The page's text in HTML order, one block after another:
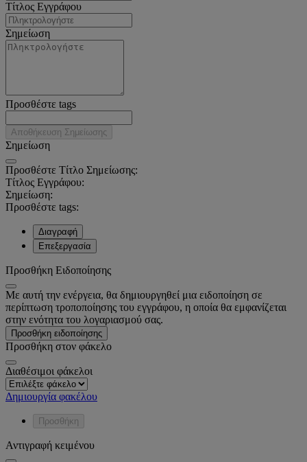
Τίτλος Εγγράφου
Σημείωση
Προσθέστε tags
Αποθήκευση Σημείωσης
Σημείωση
Προσθέστε Τίτλο Σημείωσης:
Τίτλος Εγγράφου:
Σημείωση:
Προσθέστε tags:
Διαγραφή
Επεξεργασία
Προσθήκη Ειδοποίησης
Με αυτή την ενέργεια, θα δημιουργηθεί μια ειδοποίηση σε
περίπτωση τροποποίησης του εγγράφου, η οποία θα εμφανίζεται
στην ενότητα του λογαριασμού σας.
Προσθήκη ειδοποίησης
Προσθήκη στον φάκελο
Διαθέσιμοι φάκελοι
Δημιουργία φακέλου
Προσθήκη
Αντιγραφή κειμένου